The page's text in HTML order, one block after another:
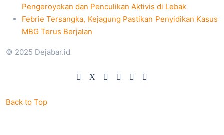
Pengeroyokan dan Penculikan Aktivis di Lebak
Febrie Tersangka, Kejagung Pastikan Penyidikan Kasus
MBG Terus Berjalan
© 2025 Dejabar.id
Back to Top